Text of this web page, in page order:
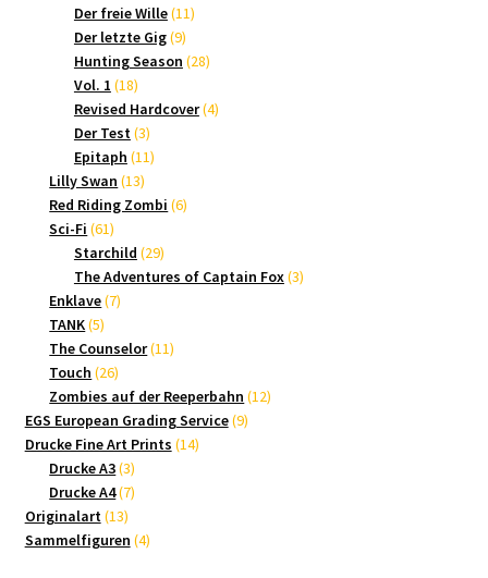
Produkte
Der freie Wille 1111
Der letzte Gig 99
Produkte
Hunting Season 2828
Vol. 1 1818
Produkte
Revised Hardcover 44
Der Test 33
Produkte
Epitaph 1111
Lilly Swan 1313
Produkte
Red Riding Zombi 66
Sci-Fi 6161
Produkte
Starchild 2929
Produkte
The Adventures of Captain Fox 33
Enklave 77
TANK 55
Produkte
The Counselor 1111
Touch 2626
Produkte
Zombies auf der Reeperbahn 1212
EGS European Grading Service 99
Drucke Fine Art Prints 1414
Drucke A3 33
Produkte
Drucke A4 77
Originalart 1313
Produkte
Sammelfiguren 44